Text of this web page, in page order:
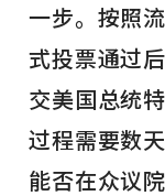
一步。按照
式投票通过
交美国总统
过程需要数
能否在众议